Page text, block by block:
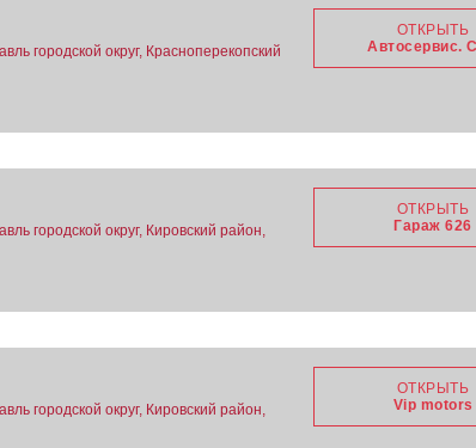
городской округ, Красноперекопский
ОТКРЫТЬ
Автосервис.
городской округ, Кировский район,
ОТКРЫТЬ
Гараж 626
городской округ, Кировский район,
ОТКРЫТЬ
Vip motors